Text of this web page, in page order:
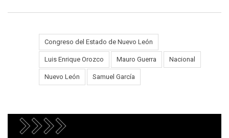
Congreso del Estado de Nuevo León
Luis Enrique Orozco Mauro Guerra Nacional
Nuevo León Samuel García